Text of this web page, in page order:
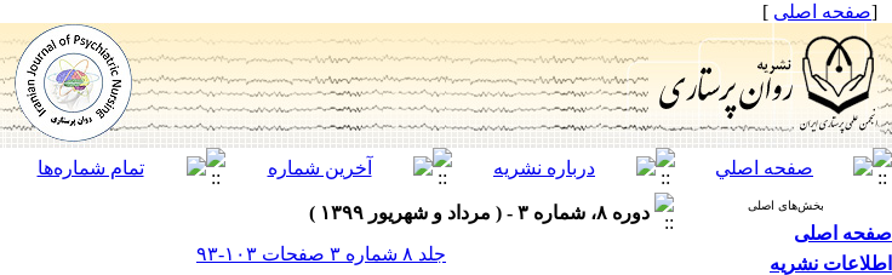
[صفحه اصلی ]
بخش‌های اصلی
صفحه اصلی
اطلاعات نشریه
دوره ۸، شماره ۳ - ( مرداد و شهریور ۱۳۹۹ )
جلد ۸ شماره ۳ صفحات ۱۰۳-۹۳